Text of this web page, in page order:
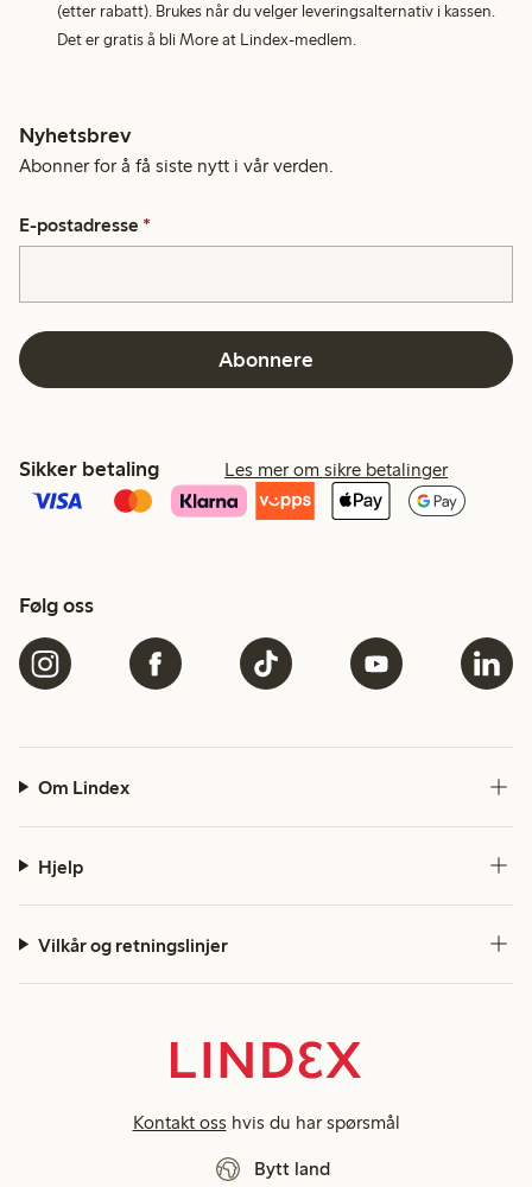
(etter rabatt). Brukes når du velger leveringsalternativ i kassen.
Det er gratis å bli More at Lindex-medlem.
Nyhetsbrev
Abonner for å få siste nytt i vår verden.
E-postadresse *
Abonnere
Sikker betaling Les mer om sikre betalinger
Følg oss
Om Lindex
Hjelp
Vilkår og retningslinjer
Kontakt oss hvis du har spørsmål
Bytt land